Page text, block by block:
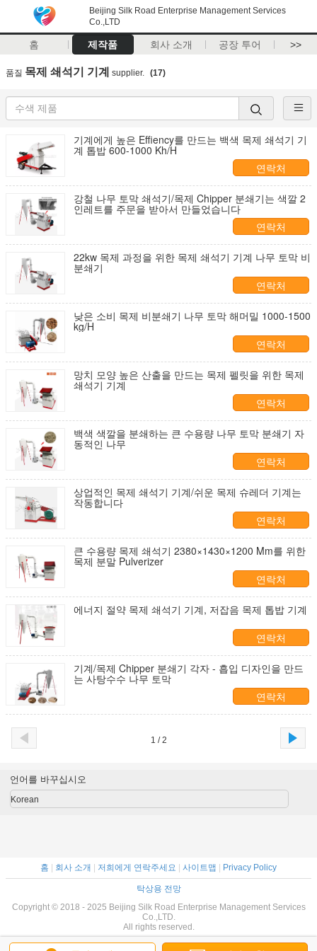
Beijing Silk Road Enterprise Management Services
Co.,LTD
홈 제작품 회사 소개 공장 투어 >>
품질 목제 쇄석기 기계 supplier. (17)
기계에게 높은 Effiency를 만드는 백색 목제 쇄석기 기
계 톱밥 600-1000 Kh/H
연락처
강철 나무 토막 쇄석기/목제 Chipper 분쇄기는 색깔 2
인레트를 주문을 받아서 만들었습니다
연락처
22kw 목제 과정을 위한 목제 쇄석기 기계 나무 토막 비
분쇄기
연락처
낮은 소비 목제 비분쇄기 나무 토막 해머밀 1000-1500
kg/H
연락처
망치 모양 높은 산출을 만드는 목제 펠릿을 위한 목제
쇄석기 기계
연락처
백색 색깔을 분쇄하는 큰 수용량 나무 토막 분쇄기 자
동적인 나무
연락처
상업적인 목제 쇄석기 기계/쉬운 목제 슈레더 기계는
작동합니다
연락처
큰 수용량 목제 쇄석기 2380×1430×1200 Mm를 위한
목제 분말 Pulverizer
연락처
에너지 절약 목제 쇄석기 기계, 저잡음 목제 톱밥 기계
연락처
기계/목제 Chipper 분쇄기 각자 - 흡입 디자인을 만드
는 사탕수수 나무 토막
연락처
1 / 2
언어를 바꾸십시오
Korean
홈 회사 소개 저희에게 연락주세요 사이트맵 Privacy Policy
탁상용 전망
Copyright © 2018 - 2025 Beijing Silk Road Enterprise Management Services
Co.,LTD.
All rights reserved.